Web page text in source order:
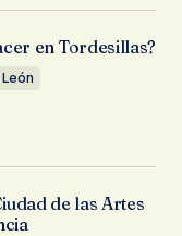
en Tordesillas?
de las Artes